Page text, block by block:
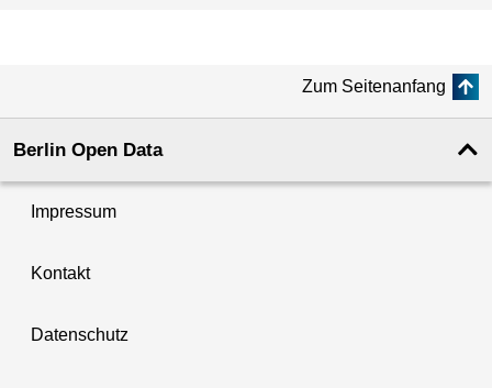
Zum Seitenanfang
Berlin Open Data
Impressum
Kontakt
Datenschutz